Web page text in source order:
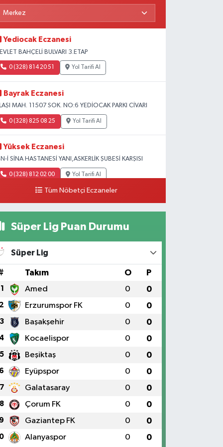
Yediocak Eczanesi
BAHÇELİ BULVARI 3.ETAP
0 (328) 814 20 51 Yol Tarifi Al
Bayrak Eczanesi
MAH. 11507 SOK. NO:6 YEDİOCAK PARKI CİVARI
0 (328) 825 08 25 Yol Tarifi Al
Yüksek Eczanesi
İ SİNA HASTANESİ YANI,ASKERLİK ŞUBESİ KARŞISI
0 (328) 812 02 00 Yol Tarifi Al
Tüm Nöbetçi Eczaneler
Süper Lig Puan Durumu
Süper Lig
Takım O P
1 Amed 0 0
2 Erzurumspor FK 0 0
3 Başakşehir 0 0
4 Kocaelispor 0 0
5 Beşiktaş 0 0
6 Eyüpspor 0 0
7 Galatasaray 0 0
8 Çorum FK 0 0
9 Gaziantep FK 0 0
Alanyaspor 0 0